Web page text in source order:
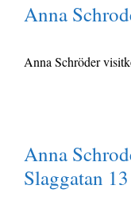
Anna
Anna Schröder
Anna
Slaggatan 13